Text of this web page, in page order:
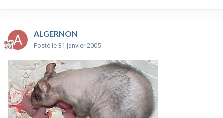
ALGERNON
Posté le 31 janvier 2005